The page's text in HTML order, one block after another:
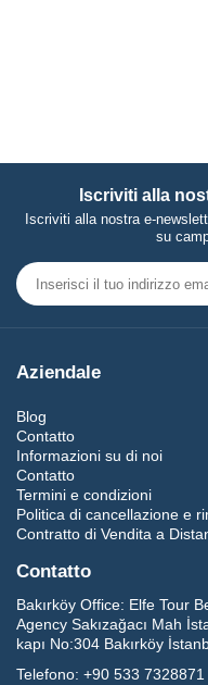
Iscriviti alla
Iscriviti alla nostra e-
su
Aziendale
Blog
Contatto
Informazioni su di noi
Contatto
Termini e condizioni
Politica di cancellazione e
Contratto di Vendita a
Contatto
Bakırköy Office: Elfe Tour
Agency Sakızağacı Mah
kapı No:304 Bakırköy
Telefono: +90 533 7328871